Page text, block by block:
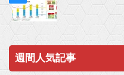
週間人気記事